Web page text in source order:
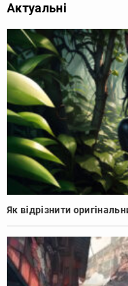
Актуальні
Як відрізнити